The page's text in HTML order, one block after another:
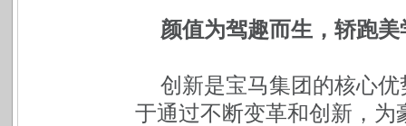
颜值为驾趣而生，轿跑
创新是宝马集团的核心
于通过不断变革和创新，